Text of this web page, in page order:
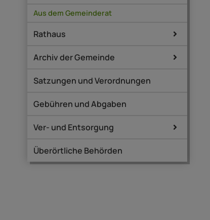
Aus dem Gemeinderat
Rathaus
Archiv der Gemeinde
Satzungen und Verordnungen
Gebühren und Abgaben
Ver- und Entsorgung
Überörtliche Behörden